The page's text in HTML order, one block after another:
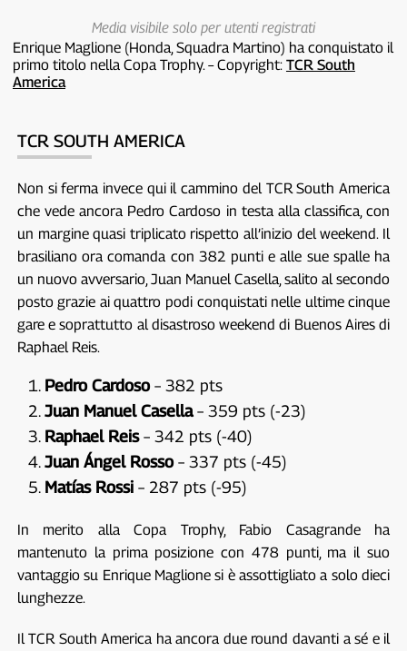
Media visibile solo per utenti registrati
Enrique Maglione (Honda, Squadra Martino) ha conquistato il
primo titolo nella Copa Trophy. – Copyright: TCR South
America
TCR SOUTH AMERICA
Non si ferma invece qui il cammino del TCR South America
che vede ancora Pedro Cardoso in testa alla classifica, con
un margine quasi triplicato rispetto all’inizio del weekend. Il
brasiliano ora comanda con 382 punti e alle sue spalle ha
un nuovo avversario, Juan Manuel Casella, salito al secondo
posto grazie ai quattro podi conquistati nelle ultime cinque
gare e soprattutto al disastroso weekend di Buenos Aires di
Raphael Reis.
Pedro Cardoso– 382 pts
Juan Manuel Casella– 359 pts (-23)
Raphael Reis– 342 pts (-40)
Juan Ángel Rosso– 337 pts (-45)
Matías Rossi– 287 pts (-95)
In merito alla Copa Trophy, Fabio Casagrande ha
mantenuto la prima posizione con 478 punti, ma il suo
vantaggio su Enrique Maglione si è assottigliato a solo dieci
lunghezze.
Il TCR South America ha ancora due round davanti a sé e il